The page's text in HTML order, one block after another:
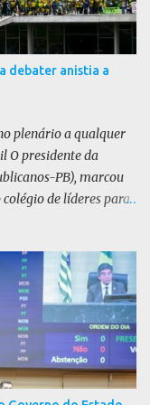
debater anistia a
plenário a qualquer
O presidente da
PB), marcou
de líderes para
“deliberar sobre a
em 8 de janeiro de
votado no Plenário a
ou texto da matéria.
o julgamento e
por tentativa de golpe